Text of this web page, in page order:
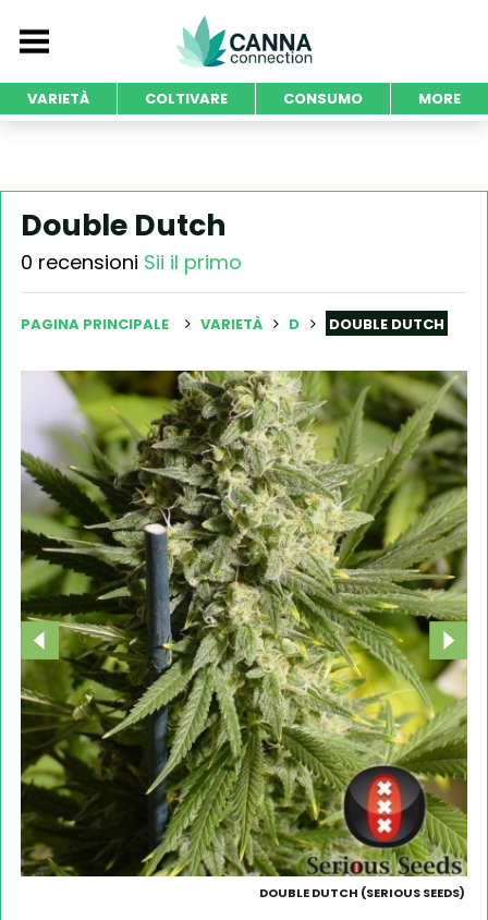
VARIETÀ COLTIVARE CONSUMO MORE
Double Dutch
0 recensioni Sii il primo
PAGINA PRINCIPALE VARIETÀ D DOUBLE DUTCH
DOUBLE DUTCH (SERIOUS SEEDS)